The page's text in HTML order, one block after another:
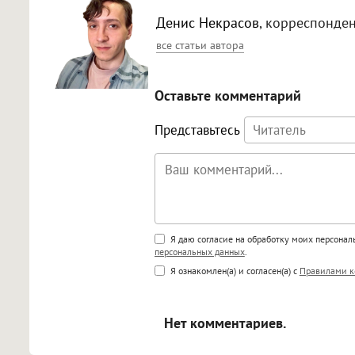
Денис Некрасов,
все статьи автора
Оставьте комментарий
Представьтесь
Поддержка HTML
<b>, <strong>, <u>, <i>, <em>,
<blockquote>, <code>
Я даю согласие на обработку моих
персональных данных.
Я ознакомлен(а) и согласен(а) с Правилами
Нет комментариев.